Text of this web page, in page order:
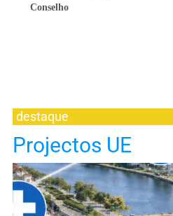
Conselho
destaque
Projectos UE